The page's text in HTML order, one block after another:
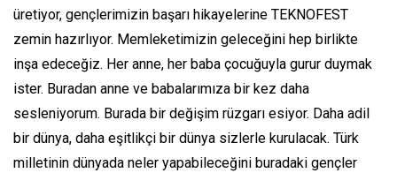
üretiyor, gençlerimizin başarı hikayelerine TEKNOFEST
zemin hazırlıyor. Memleketimizin geleceğini hep birlikte
inşa edeceğiz. Her anne, her baba çocuğuyla gurur duymak
ister. Buradan anne ve babalarımıza bir kez daha
sesleniyorum. Burada bir değişim rüzgarı esiyor. Daha adil
bir dünya, daha eşitlikçi bir dünya sizlerle kurulacak. Türk
milletinin dünyada neler yapabileceğini buradaki gençler